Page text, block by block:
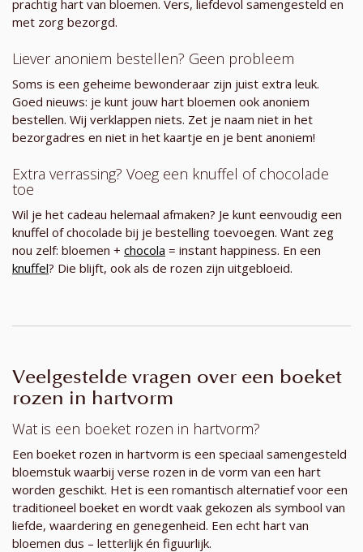
prachtig hart van bloemen. Vers, liefdevol samengesteld en
met zorg bezorgd.
Liever anoniem bestellen? Geen probleem
Soms is een geheime bewonderaar zijn juist extra leuk.
Goed nieuws: je kunt jouw hart bloemen ook anoniem
bestellen. Wij verklappen niets. Zet je naam niet in het
bezorgadres en niet in het kaartje en je bent anoniem!
Extra verrassing? Voeg een knuffel of chocolade
toe
Wil je het cadeau helemaal afmaken? Je kunt eenvoudig een
knuffel of chocolade bij je bestelling toevoegen. Want zeg
nou zelf: bloemen + chocola = instant happiness. En een
knuffel? Die blijft, ook als de rozen zijn uitgebloeid.
Veelgestelde vragen over een boeket
rozen in hartvorm
Wat is een boeket rozen in hartvorm?
Een boeket rozen in hartvorm is een speciaal samengesteld
bloemstuk waarbij verse rozen in de vorm van een hart
worden geschikt. Het is een romantisch alternatief voor een
traditioneel boeket en wordt vaak gekozen als symbool van
liefde, waardering en genegenheid. Een echt hart van
bloemen dus – letterlijk én figuurlijk.